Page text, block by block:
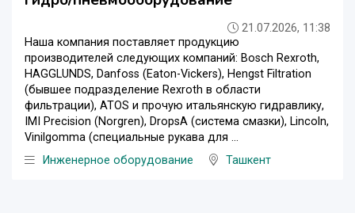
21.07.2026, 11:38
Наша компания поставляет продукцию
производителей следующих компаний: Bosch Rexroth,
HAGGLUNDS, Danfoss (Eaton-Vickers), Hengst Filtration
(бывшее подразделение Rexroth в области
фильтрации), ATOS и прочую итальянскую гидравлику,
IMI Precision (Norgren), DropsA (система смазки), Lincoln,
Vinilgomma (специальные рукава для ...
Инженерное оборудование
Ташкент